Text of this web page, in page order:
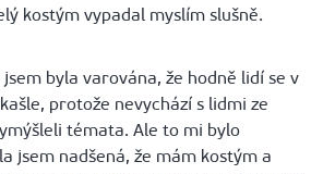
kostým vypadal myslím slušně.
byla varována, že hodně lidí se v
protože nevychází s lidmi ze
témata. Ale to mi bylo
jsem nadšená, že mám kostým a